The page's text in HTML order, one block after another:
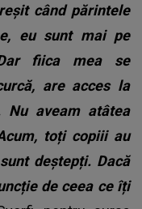
când părintele
eu sunt mai pe
fiica mea se
are acces la
aveam atâtea
toți copiii au
deștepți. Dacă
de ceea ce îți